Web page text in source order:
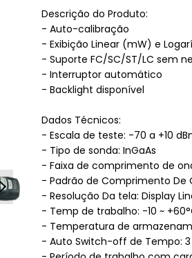
Descrição do Produto:
- Auto-calibração
- Exibição Linear (mW) e
- Suporte FC/SC/ST/LC sem
- Interruptor automático
- Backlight disponível
Dados Técnicos:
- Escala de teste: -70 a +10
- Tipo de sonda: InGaAs
- Faixa de comprimento de
- Padrão de Comprimento De
- Resolução Da tela: Display
- Temp de trabalho: -10 ~
- Temperatura de
- Auto Switch-off de Tempo: